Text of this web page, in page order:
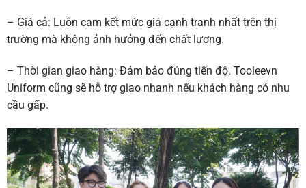
– Giá cả: Luôn cam kết mức giá cạnh tranh nhất trên thị
trường mà không ảnh hưởng đến chất lượng.
– Thời gian giao hàng: Đảm bảo đúng tiến độ. Tooleevn
Uniform cũng sẽ hỗ trợ giao nhanh nếu khách hàng có nhu
cầu gấp.